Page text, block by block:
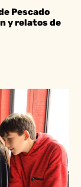
Pescado
y relatos de